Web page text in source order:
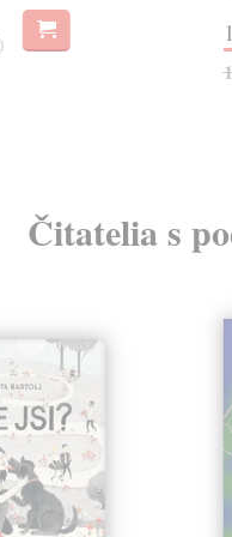
Čitatelia s